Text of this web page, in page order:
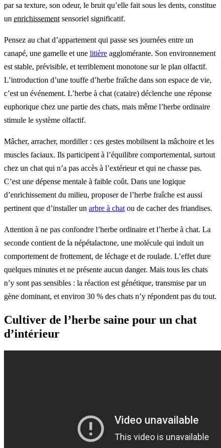
par sa texture, son odeur, le bruit qu’elle fait sous les dents, constitue
un enrichissement sensoriel significatif.
Pensez au chat d’appartement qui passe ses journées entre un
canapé, une gamelle et une litière agglomérante. Son environnement
est stable, prévisible, et terriblement monotone sur le plan olfactif.
L’introduction d’une touffe d’herbe fraîche dans son espace de vie,
c’est un événement. L’herbe à chat (cataire) déclenche une réponse
euphorique chez une partie des chats, mais même l’herbe ordinaire
stimule le système olfactif.
Mâcher, arracher, mordiller : ces gestes mobilisent la mâchoire et les
muscles faciaux. Ils participent à l’équilibre comportemental, surtout
chez un chat qui n’a pas accès à l’extérieur et qui ne chasse pas.
C’est une dépense mentale à faible coût. Dans une logique
d’enrichissement du milieu, proposer de l’herbe fraîche est aussi
pertinent que d’installer un arbre à chat ou de cacher des friandises.
Attention à ne pas confondre l’herbe ordinaire et l’herbe à chat. La
seconde contient de la népétalactone, une molécule qui induit un
comportement de frottement, de léchage et de roulade. L’effet dure
quelques minutes et ne présente aucun danger. Mais tous les chats
n’y sont pas sensibles : la réaction est génétique, transmise par un
gène dominant, et environ 30 % des chats n’y répondent pas du tout.
Cultiver de l’herbe saine pour un chat
d’intérieur